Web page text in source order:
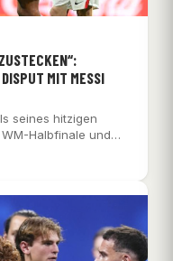
MIT MESSI
seines hitzigen
Halbfinale und